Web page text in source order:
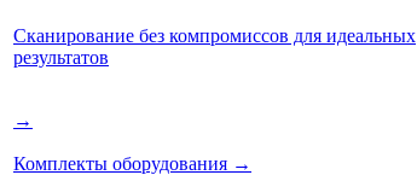
Сканирование без компромиссов для идеальных
результатов
→
Комплекты оборудования →